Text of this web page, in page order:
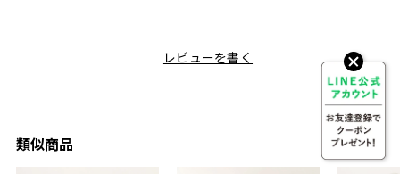
と大好きなカレーのセット
ちらも大変気に入ったと写
利です。洗い物も減って一
メッセージカードで姉から
のメッセージに少しうるっ
ときてしまいました。姉の
センスが光るプレゼント
も親
夫婦
ーク
休憩
のが
セッ
レビューを書く
類似商品